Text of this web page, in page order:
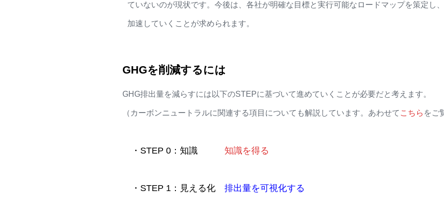
ていないのが現状です。今後は、各社が明確な目標と実行可能なロードマップを策定し
加速していくことが求められます。
GHGを削減するには
GHG排出量を減らすには以下のSTEPに基づいて進めていくことが必要だと考えます。
（カーボンニュートラルに関連する項目についても解説しています。あわせて こちら をご
・STEP 0：知識 知識を得る
・STEP 1： 見える化 排出量を可視化する